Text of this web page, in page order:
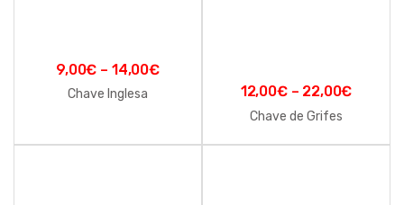
9,00€ – 14,00€
Chave Inglesa 12,00€– 22,00€
Chave de Grifes